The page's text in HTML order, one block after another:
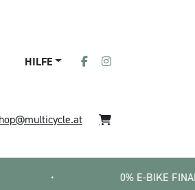
HILFE
0% E-BIKE